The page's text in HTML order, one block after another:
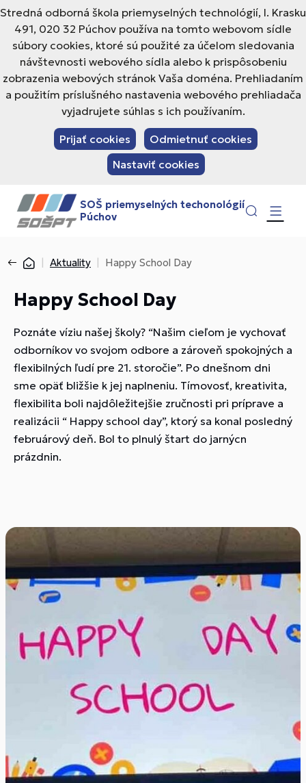
Stredná odborná škola priemyselných technológií, I. Krasku
491, 020 32 Púchov používa na tomto webovom sídle
súbory cookies, ktoré sú použité za účelom sledovania
návštevnosti webového sídla alebo k prispôsobeniu
zobrazenia webových stránok Vaša doména. Prehliadaním
a použitím príslušného nastavenia webového prehliadača
vyjadrujete súhlas s ich používaním.
Prijať cookies
Odmietnuť cookies
Nastaviť cookies
SOŠ priemyselných techonológií
Púchov
Aktuality Happy School Day
Happy School Day
Poznáte víziu našej školy? “Našim cieľom je vychovať
odborníkov vo svojom odbore a zároveň spokojných a
flexibilných ľudí pre 21. storočie”. Po dnešnom dni
sme opäť bližšie k jej naplneniu. Tímovosť, kreativita,
flexibilita boli najdôležitejšie zručnosti pri príprave a
realizácii “ Happy school day”, ktorý sa konal posledný
februárový deň. Bol to plnulý štart do jarnýcn
prázdnin.